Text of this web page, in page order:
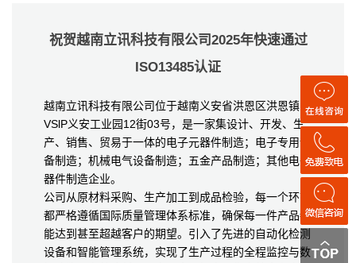
祝贺越南立讯科技有限公司2025年快速通过
ISO13485认证
越南立讯科技有限公司位于越南义安省洪恩区洪恩镇
VSlP义安工业园12街03号，是一家集设计、开发、生
产、销售、贸易于一体的电子元器件制造；电子专用设
备制造；机械电气设备制造；五金产品制造；其他电子
器件制造企业。
公司从原材料采购、生产加工到成品检验，每一个环节
都严格遵循国际质量管理体系标准，确保每一件产品都
能达到甚至超越客户的期望。引入了先进的自动化检测
设备和智能管理系统，实现了生产过程的全程监控与数